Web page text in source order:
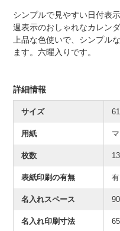
シンプルで見やすい日付表
週表示のおしゃれなカレンダ
上品な色使いで、シンプル
ます。六曜入りです。
詳細情報
サイズ
用紙
枚数
表紙印刷の有無 有
名入れスペース
名入れ印刷寸法